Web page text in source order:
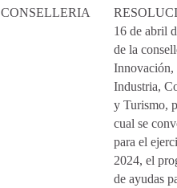
CONSELLERIA
16 de abril
de la
Innovación,
Industria,
y Turismo,
cual se
para el
2024, el
de ayudas